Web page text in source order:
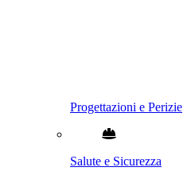
Progettazioni e Perizie
Salute e Sicurezza